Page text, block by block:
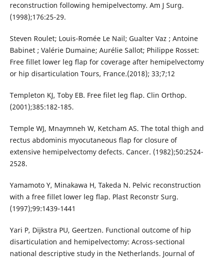
reconstruction following hemipelvectomy. Am J Surg.
(1998);176:25-29.
Steven Roulet; Louis-Romée Le Nail; Gualter Vaz ; Antoine
Babinet ; Valérie Dumaine; Aurélie Sallot; Philippe Rosset:
Free fillet lower leg flap for coverage after hemipelvectomy
or hip disarticulation Tours, France.(2018); 33;7;12
Templeton KJ, Toby EB. Free filet leg flap. Clin Orthop.
(2001);385:182-185.
Temple WJ, Mnaymneh W, Ketcham AS. The total thigh and
rectus abdominis myocutaneous flap for closure of
extensive hemipelvectomy defects. Cancer. (1982);50:2524-
2528.
Yamamoto Y, Minakawa H, Takeda N. Pelvic reconstruction
with a free fillet lower leg flap. Plast Reconstr Surg.
(1997);99:1439-1441
Yari P, Dijkstra PU, Geertzen. Functional outcome of hip
disarticulation and hemipelvectomy: Across-sectional
national descriptive study in the Netherlands. Journal of